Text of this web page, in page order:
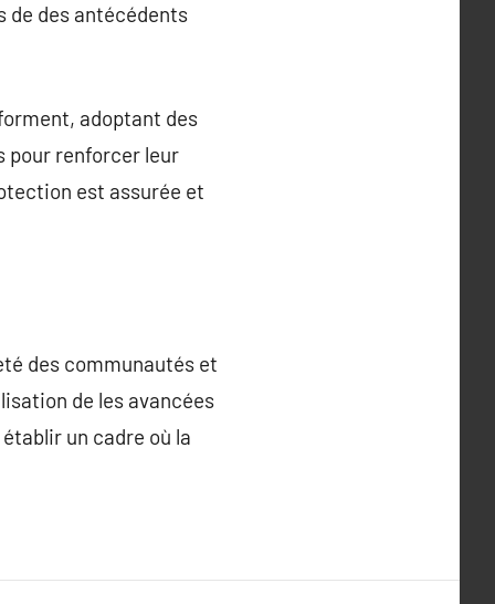
de des antécédents
adoptant des
pour renforcer leur
est assurée et
des communautés et
de les avancées
un cadre où la